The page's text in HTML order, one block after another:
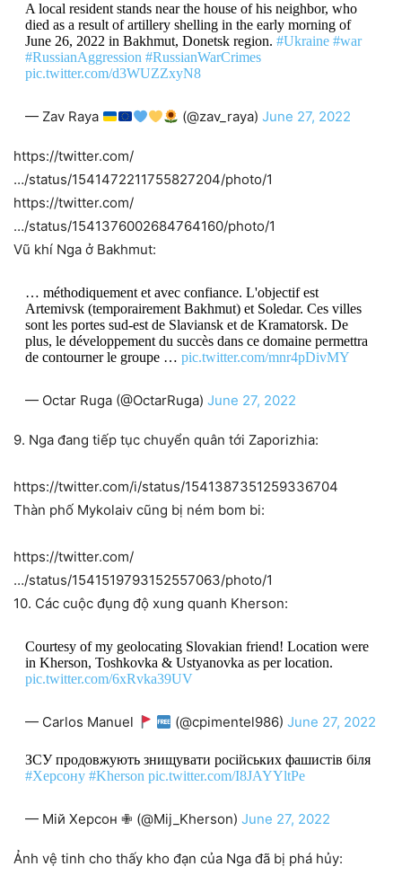
A local resident stands near the house of his neighbor, who
died as a result of artillery shelling in the early morning of
June 26, 2022 in Bakhmut, Donetsk region. #Ukraine #war
#RussianAggression #RussianWarCrimes
pic.twitter.com/d3WUZZxyN8
— Zav Raya (@zav_raya) June 27, 2022
https://twitter.com/
…/status/1541472211755827204/photo/1
https://twitter.com/
…/status/1541376002684764160/photo/1
Vũ khí Nga ở Bakhmut:
… méthodiquement et avec confiance. L'objectif est
Artemivsk (temporairement Bakhmut) et Soledar. Ces villes
sont les portes sud-est de Slaviansk et de Kramatorsk. De
plus, le développement du succès dans ce domaine permettra
de contourner le groupe … pic.twitter.com/mnr4pDivMY
— Octar Ruga (@OctarRuga) June 27, 2022
9. Nga đang tiếp tục chuyển quân tới Zaporizhia:
https://twitter.com/i/status/1541387351259336704
Thàn phố Mykolaiv cũng bị ném bom bi:
https://twitter.com/
…/status/1541519793152557063/photo/1
10. Các cuộc đụng độ xung quanh Kherson:
Courtesy of my geolocating Slovakian friend! Location were
in Kherson, Toshkovka & Ustyanovka as per location.
pic.twitter.com/6xRvka39UV
— Carlos Manuel (@cpimentel986) June 27, 2022
ЗСУ продовжують знищувати російських фашистів біля
#Херсону #Kherson pic.twitter.com/I8JAYYltPe
— Мій Херсон ✙ (@Mij_Kherson) June 27, 2022
Ảnh vệ tinh cho thấy kho đạn của Nga đã bị phá hủy: